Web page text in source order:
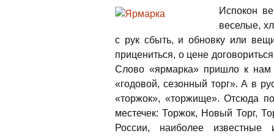
Испокон
веселые,
с рук сбыть, и обновку или
прицениться, о цене
Слово «ярмарка» пришло к нам
«годовой, сезонный торг».А в
«торжок», «торжище». Отсюда
местечек: Торжок, Новый Торг,
России, наиболее